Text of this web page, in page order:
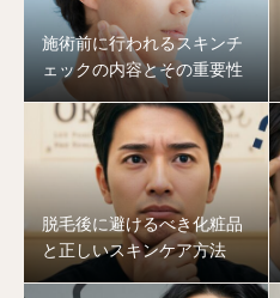
施術前に行われるスキンチ
ェックの内容とその重要性
脱毛後に避けるべき化粧品
と正しいスキンケア方法